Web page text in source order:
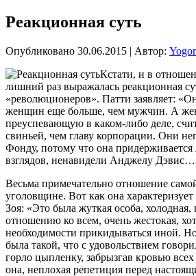
Реакционная суть
Опубликовано 30.06.2015 | Автор: Yogor
Кстати, и в
лишний раз выражалась реакционная
«революционеров». Патти заявляет:
женщин еще больше, чем мужчин. А
преуспевающую в каком-либо деле,
свиньей, чем главу корпорации. Они
Фонду, потому что она придерживается
взглядов, ненавидели Анджелу
Весьма примечательно отношение
уголовщине. Вот как она
Зоя: «Это была жуткая особа, холодная,
отношению ко всем, очень жестокая,
необходимости прикидываться иной.
была такой, что с удовольствием
горло цыпленку, забрызгав кровью
она, неплохая репетиция перед